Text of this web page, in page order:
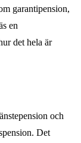
garantipension,
en
det hela är
och
Det